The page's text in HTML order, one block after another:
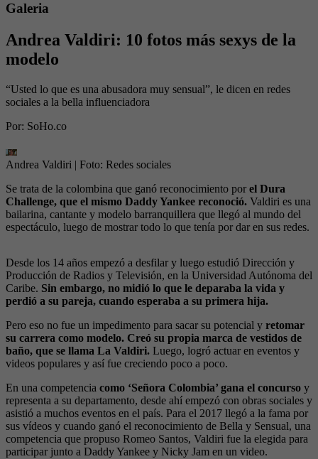
Galeria
Andrea Valdiri: 10 fotos más sexys de la
modelo
“Usted lo que es una abusadora muy sensual”, le dicen en redes
sociales a la bella influenciadora
Por: SoHo.co
Andrea Valdiri | Foto: Redes sociales
Se trata de la colombina que ganó reconocimiento por el Dura
Challenge, que el mismo Daddy Yankee reconoció. Valdiri es una
bailarina, cantante y modelo barranquillera que llegó al mundo del
espectáculo, luego de mostrar todo lo que tenía por dar en sus redes.
Desde los 14 años empezó a desfilar y luego estudió Dirección y
Producción de Radios y Televisión, en la Universidad Autónoma del
Caribe. Sin embargo, no midió lo que le deparaba la vida y
perdió a su pareja, cuando esperaba a su primera hija.
Pero eso no fue un impedimento para sacar su potencial y retomar
su carrera como modelo. Creó su propia marca de vestidos de
baño, que se llama La Valdiri. Luego, logró actuar en eventos y
videos populares y así fue creciendo poco a poco.
En una competencia como ‘Señora Colombia’ gana el concurso y
representa a su departamento, desde ahí empezó con obras sociales y
asistió a muchos eventos en el país. Para el 2017 llegó a la fama por
sus vídeos y cuando ganó el reconocimiento de Bella y Sensual, una
competencia que propuso Romeo Santos, Valdiri fue la elegida para
participar junto a Daddy Yankee y Nicky Jam en un video.